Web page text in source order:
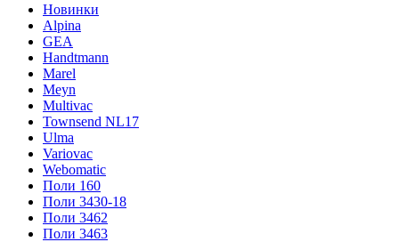
Новинки
Alpina
GEA
Handtmann
Marel
Meyn
Multivac
Townsend NL17
Ulma
Variovac
Webomatic
Поли 160
Поли 3430-18
Поли 3462
Поли 3463